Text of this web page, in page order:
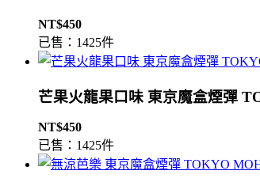
NT$450
已售：1425件
芒果火龍果口味 東京魔盒煙彈
NT$450
已售：1425件